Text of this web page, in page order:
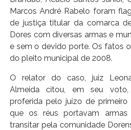
Marcos André Rabelo foram
de justiça titular da comarca
Dores com diversas armas e
e sem o devido porte. Os fatos
do pleito municipal de 2008.
O relator do caso, juiz
Almeida citou, em seu
proferida pelo juízo de primeiro
que os réus portavam
transitar pela comunidade